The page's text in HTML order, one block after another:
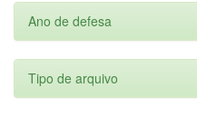
Ano de defesa
Tipo de arquivo